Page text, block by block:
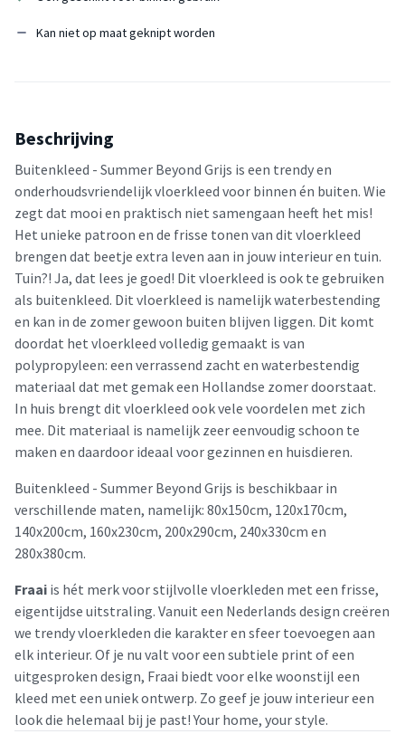
Kan niet op maat geknipt worden
Beschrijving
Buitenkleed - Summer Beyond Grijs is een trendy en
onderhoudsvriendelijk vloerkleed voor binnen én buiten. Wie
zegt dat mooi en praktisch niet samengaan heeft het mis!
Het unieke patroon en de frisse tonen van dit vloerkleed
brengen dat beetje extra leven aan in jouw interieur en tuin.
Tuin?! Ja, dat lees je goed! Dit vloerkleed is ook te gebruiken
als buitenkleed. Dit vloerkleed is namelijk waterbestending
en kan in de zomer gewoon buiten blijven liggen. Dit komt
doordat het vloerkleed volledig gemaakt is van
polypropyleen: een verrassend zacht en waterbestendig
materiaal dat met gemak een Hollandse zomer doorstaat.
In huis brengt dit vloerkleed ook vele voordelen met zich
mee. Dit materiaal is namelijk zeer eenvoudig schoon te
maken en daardoor ideaal voor gezinnen en huisdieren.
Buitenkleed - Summer Beyond Grijs is beschikbaar in
verschillende maten, namelijk: 80x150cm, 120x170cm,
140x200cm, 160x230cm, 200x290cm, 240x330cm en
280x380cm.
Fraai is hét merk voor stijlvolle vloerkleden met een frisse,
eigentijdse uitstraling. Vanuit een Nederlands design creëren
we trendy vloerkleden die karakter en sfeer toevoegen aan
elk interieur. Of je nu valt voor een subtiele print of een
uitgesproken design, Fraai biedt voor elke woonstijl een
kleed met een uniek ontwerp. Zo geef je jouw interieur een
look die helemaal bij je past! Your home, your style.